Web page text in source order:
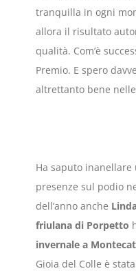
tranquilla in ogni
allora il risultato
qualità. Com’è
Premio. E spero
altrettanto bene
Ha saputo
presenze sul podio
dell’anno anche
friulana di Porpetto
invernale a
Gioia del Colle è